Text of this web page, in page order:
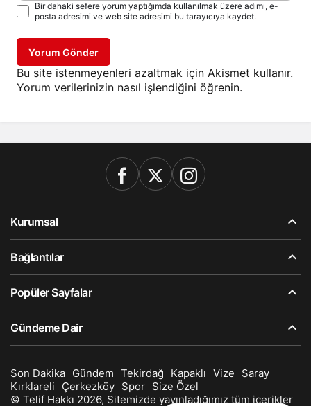
Bir dahaki sefere yorum yaptığımda kullanılmak üzere adımı, e-
posta adresimi ve web site adresimi bu tarayıcıya kaydet.
Yorum Gönder
Bu site istenmeyenleri azaltmak için Akismet kullanır.
Yorum verilerinizin nasıl işlendiğini öğrenin.
Kurumsal
Bağlantılar
Popüler Sayfalar
Gündeme Dair
Son Dakika Gündem Tekirdağ Kapaklı Vize
Saray
Kırklareli
Çerkezköy Spor Size Özel
© Telif Hakkı 2026, Sitemizde yayınladığımız tüm içerikler